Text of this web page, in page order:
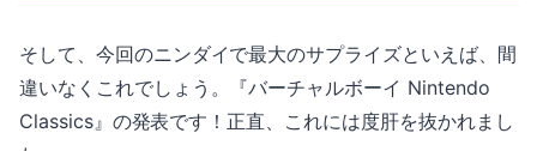
そして、今回のニンダイで最大のサプライズといえば、間
違いなくこれでしょう。『バーチャルボーイ Nintendo
Classics』の発表です！正直、これには度肝を抜かれまし